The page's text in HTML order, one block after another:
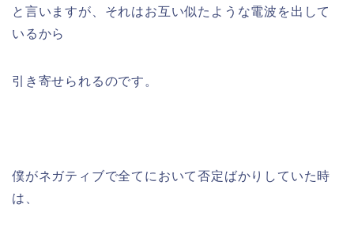
と言いますが、それはお互い似たような電波を出して
いるから
引き寄せられるのです。
僕がネガティブで全てにおいて否定ばかりしていた時
は、